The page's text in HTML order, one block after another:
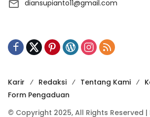
diansupianto11@gmail.com
Karir Redaksi Tentang Kami
Form Pengaduan
© Copyright 2025, All Rights Reserved |